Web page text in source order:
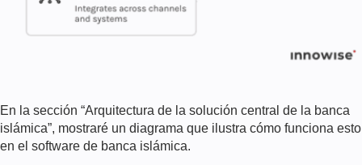
En la sección “Arquitectura de la solución central de la banca
islámica”, mostraré un diagrama que ilustra cómo funciona esto
en el software de banca islámica.